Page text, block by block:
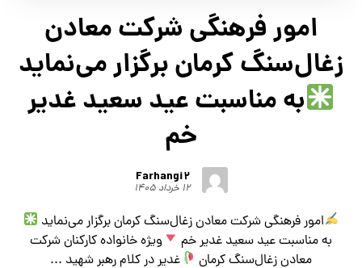
امور فرهنگی شرکت معادن
زغال‌سنگ کرمان برگزار می‌نماید
به مناسبت عید سعید غدیر
خم
Farhangi2
۱۲ خرداد ۱۴۰۵
امور فرهنگی شرکت معادن زغال‌سنگ کرمان برگزار می‌نماید
به مناسبت عید سعید غدیر خم
ویژه خانواده کارکنان شرکت
معادن زغال‌سنگ کرمان
غدیر در کلام رهبر شهید ...